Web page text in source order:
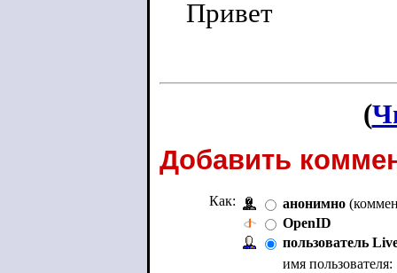
Привет
(
Добавить
Как: анонимно
OpenID
пользователь
имя пользователя: